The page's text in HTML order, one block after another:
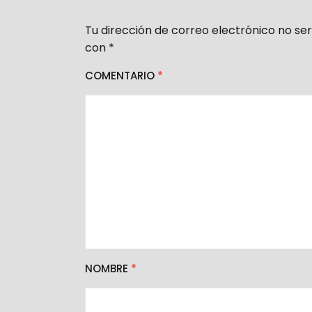
Tu dirección de correo electrónico no
con *
COMENTARIO *
NOMBRE *